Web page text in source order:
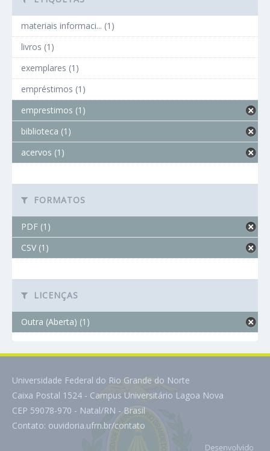
materiais informaci... (1)
livros (1)
exemplares (1)
empréstimos (1)
emprestimos (1)
biblioteca (1)
acervos (1)
FORMATOS
PDF (1)
CSV (1)
LICENÇAS
Outra (Aberta) (1)
Universidade Federal do Rio Grande do Norte
Caixa Postal 1524 - Campus Universitário Lagoa Nova
CEP 59078-970 - Natal/RN - Brasil
Contato: ouvidoria.ufrn.br/contato